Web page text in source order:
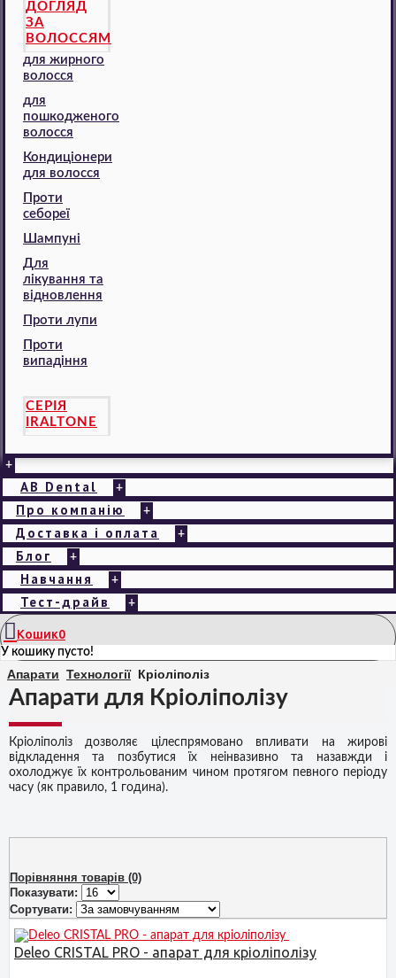
ДОГЛЯД
ЗА
ВОЛОССЯМ
для жирного
волосся
для
пошкодженого
волосся
Кондиціонери
для волосся
Проти
себореї
Шампуні
Для
лікування та
відновлення
Проти лупи
Проти
випадіння
СЕРІЯ
IRALTONE
+
AB Dental +
Про компанію +
Доставка і оплата +
Блог +
Навчання +
Тест-драйв +
Кошик0
У кошику пусто!
Апарати Технології Кріоліполіз
Апарати для Кріоліполізу
Кріоліполіз дозволяє цілеспрямовано впливати на жирові
відкладення та позбутися їх неінвазивно та назавжди і
охолоджує їх контрольованим чином протягом певного періоду
часу (як правило, 1 година).
Порівняння товарів (0)
Показувати:
Сортувати:
Deleo CRISTAL PRO - апарат для кріоліполізу